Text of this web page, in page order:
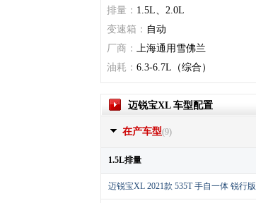
排量： 1.5L、2.0L
变速箱： 自动
厂商： 上海通用雪佛兰
油耗： 6.3-6.7L（综合）
迈锐宝XL 车型配置
在产车型(9)
1.5L排量
迈锐宝XL 2021款 535T 手自一体 锐行版